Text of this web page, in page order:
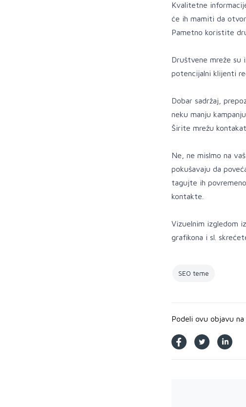
Kvalitetne
će ih mamiti da
Pametno koristite
Društvene mreže su
potencijalni klijenti
Dobar sadržaj,
neku manju
Širite mrežu
Ne, ne mislmo na
pokušavaju da
tagujte ih
kontakte.
Vizuelnim izgledom
grafikona i sl.
SEO teme
Podeli ovu objavu